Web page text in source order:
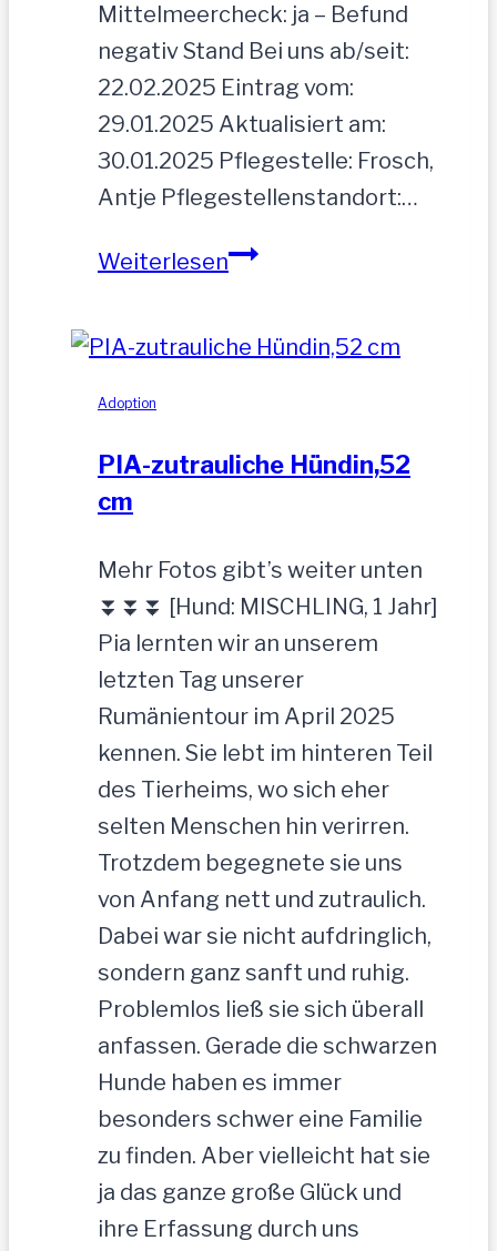
Mittelmeercheck: ja – Befund
negativ Stand Bei uns ab/seit:
22.02.2025 Eintrag vom:
29.01.2025 Aktualisiert am:
30.01.2025 Pflegestelle: Frosch,
Antje Pflegestellenstandort:…
WeiterlesenMOGLI
Adoption
PIA-zutrauliche Hündin,52
cm
Mehr Fotos gibt’s weiter unten
⏬⏬⏬ [Hund: MISCHLING, 1 Jahr]
Pia lernten wir an unserem
letzten Tag unserer
Rumänientour im April 2025
kennen. Sie lebt im hinteren Teil
des Tierheims, wo sich eher
selten Menschen hin verirren.
Trotzdem begegnete sie uns
von Anfang nett und zutraulich.
Dabei war sie nicht aufdringlich,
sondern ganz sanft und ruhig.
Problemlos ließ sie sich überall
anfassen. Gerade die schwarzen
Hunde haben es immer
besonders schwer eine Familie
zu finden. Aber vielleicht hat sie
ja das ganze große Glück und
ihre Erfassung durch uns